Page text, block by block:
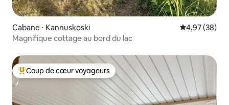
Cabane ⋅ Kannuskoski Évaluation
4,97 (38)
Magnifique cottage au bord du lac
Coups de cœur voyageurs les plus appréciés
Coup de cœur voyageurs